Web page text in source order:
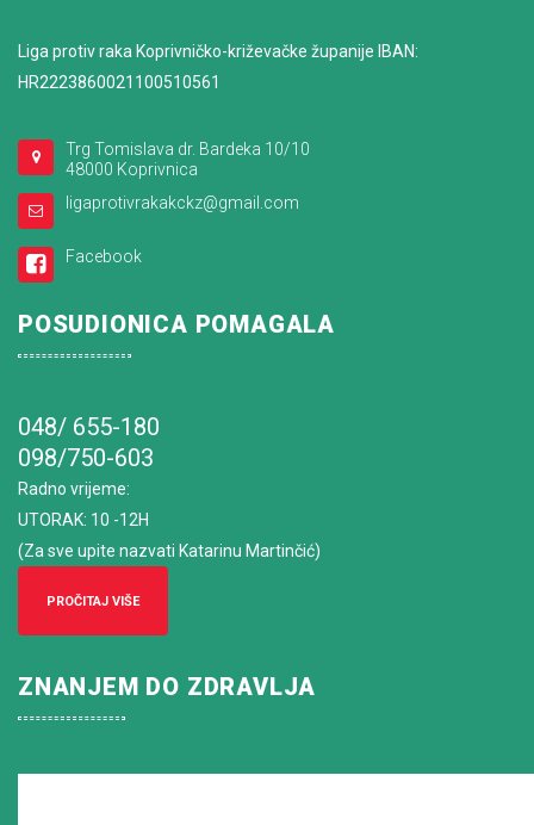
Liga protiv raka Koprivničko-križevačke županije IBAN:
HR2223860021100510561
Trg Tomislava dr. Bardeka 10/10
48000 Koprivnica
ligaprotivrakakckz@gmail.com
Facebook
POSUDIONICA POMAGALA
048/ 655-180
098/750-603
Radno vrijeme:
UTORAK: 10 -12H
(Za sve upite nazvati Katarinu Martinčić)
PROČITAJ VIŠE
ZNANJEM DO ZDRAVLJA